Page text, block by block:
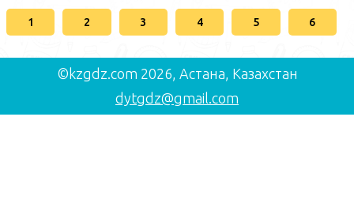
1 2 3 4 5 6
©kzgdz.com 2026, Астана, Казахстан
dytgdz@gmail.com